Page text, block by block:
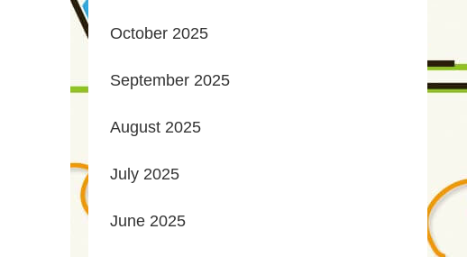
October 2025
September 2025
August 2025
July 2025
June 2025